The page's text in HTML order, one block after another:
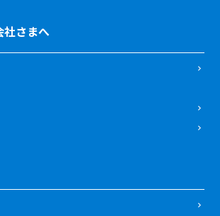
社さまへ